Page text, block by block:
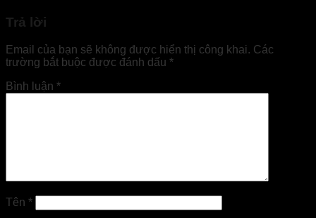
Trả lời
Email của bạn sẽ không được hiển thị công khai. Các
trường bắt buộc được đánh dấu *
Bình luận *
Tên *